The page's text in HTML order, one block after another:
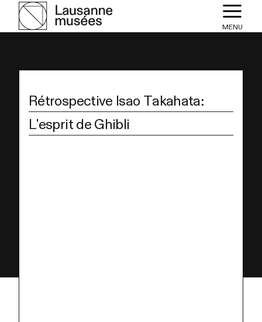
MENU
Rétrospective Isao Takahata:
L'esprit de Ghibli